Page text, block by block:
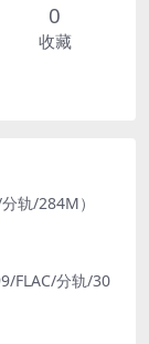
0
收藏
轨/284M）
FLAC/分轨/30